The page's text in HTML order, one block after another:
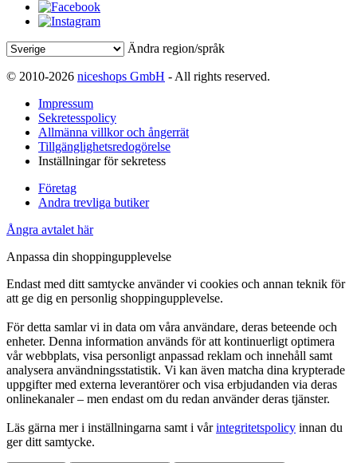
Ändra region/språk
© 2010-2026 niceshops GmbH - All rights reserved.
Impressum
Sekretesspolicy
Allmänna villkor och ångerrät
Tillgänglighetsredogörelse
Inställningar för sekretess
Företag
Andra trevliga butiker
Ångra avtalet här
Anpassa din shoppingupplevelse
Endast med ditt samtycke använder vi cookies och annan teknik för
att ge dig en personlig shoppingupplevelse.
För detta samlar vi in data om våra användare, deras beteende och
enheter. Denna information används för att kontinuerligt optimera
vår webbplats, visa personligt anpassad reklam och innehåll samt
analysera användningsstatistik. Vi kan även matcha dina krypterade
uppgifter med externa leverantörer och visa erbjudanden via deras
onlinekanaler – men endast om du redan använder deras tjänster.
Läs gärna mer i inställningarna samt i vårintegritetspolicy innan du
ger ditt samtycke.